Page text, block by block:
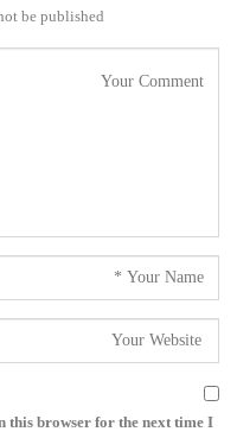
be published.
this browser for the next time I